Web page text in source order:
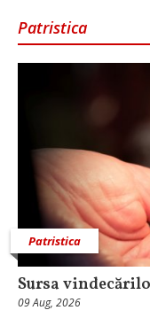
Patristica
Patristica
Sursa
09 Aug, 2026